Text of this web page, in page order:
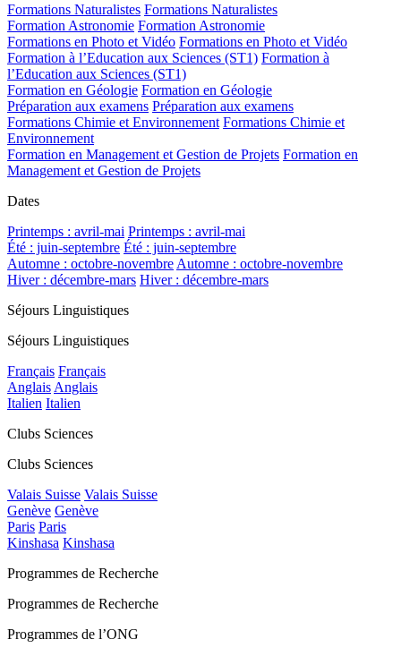
Formations Naturalistes Formations Naturalistes
Formation Astronomie Formation Astronomie
Formations en Photo et Vidéo Formations en Photo et Vidéo
Formation à l’Education aux Sciences (ST1) Formation à
l’Education aux Sciences (ST1)
Formation en Géologie Formation en Géologie
Préparation aux examens Préparation aux examens
Formations Chimie et Environnement Formations Chimie et
Environnement
Formation en Management et Gestion de Projets Formation en
Management et Gestion de Projets
Dates
Printemps : avril-mai Printemps : avril-mai
Été : juin-septembre Été : juin-septembre
Automne : octobre-novembre Automne : octobre-novembre
Hiver : décembre-mars Hiver : décembre-mars
Séjours Linguistiques
Séjours Linguistiques
Français Français
Anglais Anglais
Italien Italien
Clubs Sciences
Clubs Sciences
Valais Suisse Valais Suisse
Genève Genève
Paris Paris
Kinshasa Kinshasa
Programmes de Recherche
Programmes de Recherche
Programmes de l’ONG